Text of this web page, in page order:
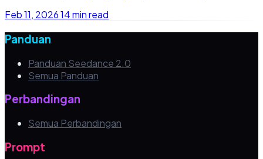
Feb 11, 202614 min read
Panduan
Panduan Seedance 2.0
Semua Panduan
Perbandingan
Semua Perbandingan
Prompt